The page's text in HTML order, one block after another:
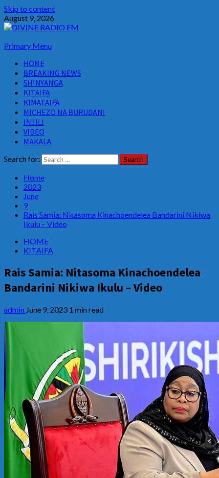
Skip to content
August 9, 2026
Primary Menu
HOME
BREAKING NEWS
SHINYANGA
KITAIFA
KIMATAIFA
MICHEZO NA BURUDANI
INJILI
VIDEO
MAKALA
Search for:
Home
2023
June
9
Rais Samia: Nitasoma Kinachoendelea Bandarini Nikiwa
Ikulu – Video
HOME
KITAIFA
Rais Samia: Nitasoma Kinachoendelea
Bandarini Nikiwa Ikulu – Video
admin June 9, 2023 1 min read